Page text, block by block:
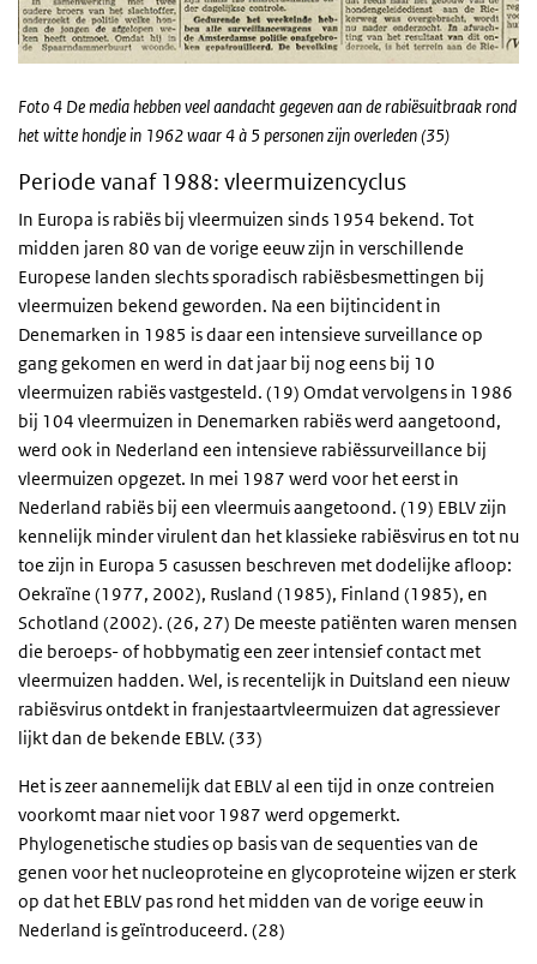
Foto 4 De media hebben veel aandacht gegeven aan de rabiësuitbraak rond
het witte hondje in 1962 waar 4 à 5 personen zijn overleden (35)
Periode vanaf 1988: vleermuizencyclus
In Europa is rabiës bij vleermuizen sinds 1954 bekend. Tot
midden jaren 80 van de vorige eeuw zijn in verschillende
Europese landen slechts sporadisch rabiësbesmettingen bij
vleermuizen bekend geworden. Na een bijtincident in
Denemarken in 1985 is daar een intensieve surveillance op
gang gekomen en werd in dat jaar bij nog eens bij 10
vleermuizen rabiës vastgesteld. (19) Omdat vervolgens in 1986
bij 104 vleermuizen in Denemarken rabiës werd aangetoond,
werd ook in Nederland een intensieve rabiëssurveillance bij
vleermuizen opgezet. In mei 1987 werd voor het eerst in
Nederland rabiës bij een vleermuis aangetoond. (19) EBLV zijn
kennelijk minder virulent dan het klassieke rabiësvirus en tot nu
toe zijn in Europa 5 casussen beschreven met dodelijke afloop:
Oekraïne (1977, 2002), Rusland (1985), Finland (1985), en
Schotland (2002). (26, 27) De meeste patiënten waren mensen
die beroeps- of hobbymatig een zeer intensief contact met
vleermuizen hadden. Wel, is recentelijk in Duitsland een nieuw
rabiësvirus ontdekt in franjestaartvleermuizen dat agressiever
lijkt dan de bekende EBLV. (33)
Het is zeer aannemelijk dat EBLV al een tijd in onze contreien
voorkomt maar niet voor 1987 werd opgemerkt.
Phylogenetische studies op basis van de sequenties van de
genen voor het nucleoproteine en glycoproteine wijzen er sterk
op dat het EBLV pas rond het midden van de vorige eeuw in
Nederland is geïntroduceerd. (28)